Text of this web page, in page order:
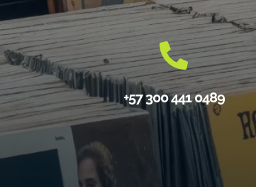
+57 300 441 0489